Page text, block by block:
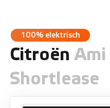
100% elektrisch
Citroën
Shortlease